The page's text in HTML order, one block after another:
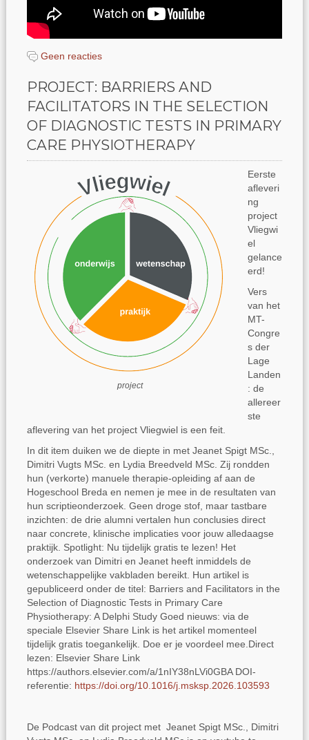
Geen reacties
PROJECT: BARRIERS AND
FACILITATORS IN THE SELECTION
OF DIAGNOSTIC TESTS IN PRIMARY
CARE PHYSIOTHERAPY
project
Eerste
afleveri
ng
project
Vliegwi
el
gelance
erd!
Vers
van het
MT-
Congre
s der
Lage
Landen
: de
allereer
ste
aflevering van het project Vliegwiel is een feit.
In dit item duiken we de diepte in met Jeanet Spigt MSc.,
Dimitri Vugts MSc. en Lydia Breedveld MSc. Zij rondden
hun (verkorte) manuele therapie-opleiding af aan de
Hogeschool Breda en nemen je mee in de resultaten van
hun scriptieonderzoek. Geen droge stof, maar tastbare
inzichten: de drie alumni vertalen hun conclusies direct
naar concrete, klinische implicaties voor jouw alledaagse
praktijk. Spotlight: Nu tijdelijk gratis te lezen! Het
onderzoek van Dimitri en Jeanet heeft inmiddels de
wetenschappelijke vakbladen bereikt. Hun artikel is
gepubliceerd onder de titel: Barriers and Facilitators in the
Selection of Diagnostic Tests in Primary Care
Physiotherapy: A Delphi Study Goed nieuws: via de
speciale Elsevier Share Link is het artikel momenteel
tijdelijk gratis toegankelijk. Doe er je voordeel mee.Direct
lezen: Elsevier Share Link
https://authors.elsevier.com/a/1nIY38nLVi0GBA DOI-
referentie: https://doi.org/10.1016/j.msksp.2026.103593
De Podcast van dit project met Jeanet Spigt MSc., Dimitri